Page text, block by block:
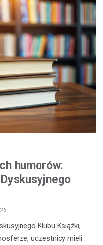
humorów:
Klubu Książki,
uczestnicy mieli